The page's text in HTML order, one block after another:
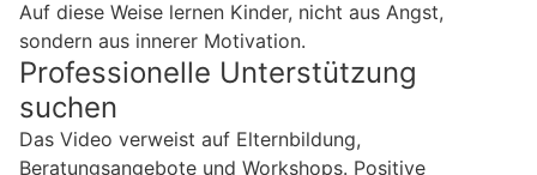
Auf diese Weise lernen Kinder, nicht aus Angst,
sondern aus innerer Motivation.
Professionelle Unterstützung
suchen
Das Video verweist auf Elternbildung,
Beratungsangebote und Workshops. Positive